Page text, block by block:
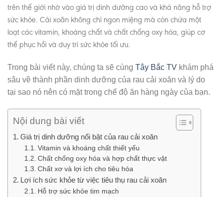
trên thế giới nhờ vào giá trị dinh dưỡng cao và khả năng hỗ trợ
sức khỏe. Cải xoăn không chỉ ngon miệng mà còn chứa một
loạt các vitamin, khoáng chất và chất chống oxy hóa, giúp cơ
thể phục hồi và duy trì sức khỏe tối ưu.
Trong bài viết này, chúng ta sẽ cùng Tây Bắc TV khám phá
sâu về thành phần dinh dưỡng của rau cải xoăn và lý do
tại sao nó nên có mặt trong chế độ ăn hàng ngày của bạn.
Nội dung bài viết
Giá trị dinh dưỡng nổi bật của rau cải xoăn
Vitamin và khoáng chất thiết yếu
Chất chống oxy hóa và hợp chất thực vật
Chất xơ và lợi ích cho tiêu hóa
Lợi ích sức khỏe từ việc tiêu thụ rau cải xoăn
Hỗ trợ sức khỏe tim mạch